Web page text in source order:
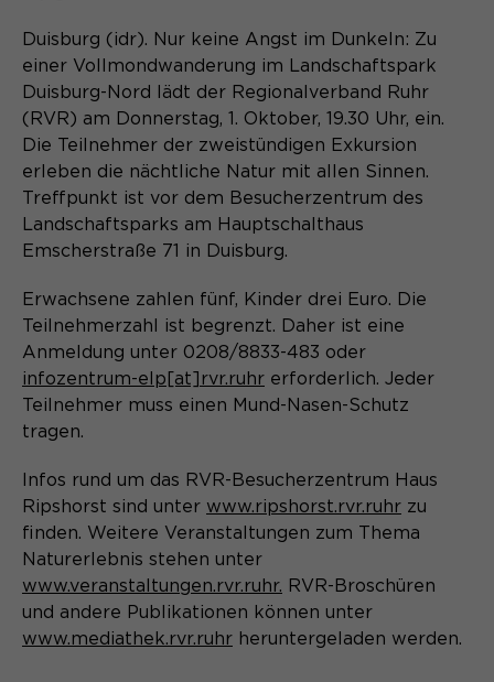
Zweck
Webseite. Diese Basis-Cookies sind
unerlässlich, damit Ihr Besuch auf der
Website angenehm und flüssig wird:
Sie ermöglichen es der Website, Sie
zu erkennen und somit Ihre Sitzung
offen zu halten. Es speichert bei
einem Benutzer-Login für einen
geschlossenen Bereich die Benutzer-
ID als verschlüsselten Wert (sog.
"hash-Wert") zum entsprechenden
Name PHPSESSID
Anbieter
Laufzeit
Der Session Cookie wird beim
Schließen des Browsers wieder
Zweck
PHPs Standard Sitzungs- Identifikation
(Formulare).
Anbieter Matomo
Laufzeit 13 Monate
Zweck
Name _pk_ses*
Anbieter
Laufzeit 30 Minuten
Zweck
Name _pk_ref.*
Anbieter Matomo
Aktivierung Mehrsprachigkeit
Diese Cookies ermöglichen die automatische
Übersetzung der Website-Inhalte durch GTranslate.
Anbieter GTranslate Inc.
Zweck
Speichert die vom Nutzer gewählte
Sprache für die automatische
Übersetzung der Website.
Duisburg (idr). Nur keine Angst im Dunkeln: Zu
einer Vollmondwanderung im Landschaftspark
Duisburg-Nord lädt der Regionalverband Ruhr
(RVR) am Donnerstag, 1. Oktober, 19.30 Uhr, ein.
Die Teilnehmer der zweistündigen Exkursion
erleben die nächtliche Natur mit allen Sinnen.
Treffpunkt ist vor dem Besucherzentrum des
Landschaftsparks am Hauptschalthaus
Emscherstraße 71 in Duisburg.
Erwachsene zahlen fünf, Kinder drei Euro. Die
Teilnehmerzahl ist begrenzt. Daher ist eine
Anmeldung unter 0208/8833-483 oder
infozentrum-elp[at]rvr.ruhr erforderlich. Jeder
Teilnehmer muss einen Mund-Nasen-Schutz
tragen.
Infos rund um das RVR-Besucherzentrum Haus
Ripshorst sind unter www.ripshorst.rvr.ruhr zu
finden. Weitere Veranstaltungen zum Thema
Naturerlebnis stehen unter
www.veranstaltungen.rvr.ruhr. RVR-Broschüren
und andere Publikationen können unter
www.mediathek.rvr.ruhr heruntergeladen werden.